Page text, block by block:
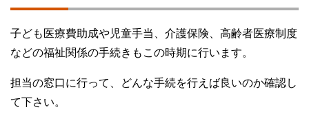
子ども医療費助成や児童手当、介護保険、高齢者医療制度
などの福祉関係の手続きもこの時期に行います。
担当の窓口に行って、どんな手続を行えば良いのか確認し
て下さい。